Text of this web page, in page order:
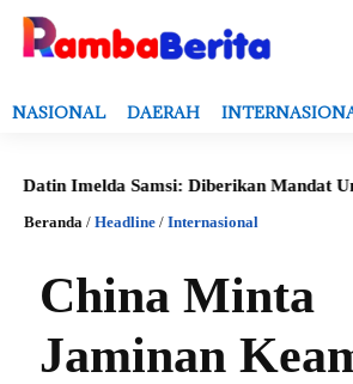
NASIONAL DAERAH
Samsi: Diberikan Mandat Untuk
Beranda / Headline / Internasional
China Minta
Jaminan